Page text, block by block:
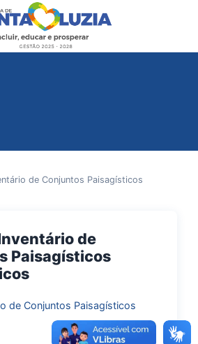
de Conjuntos Paisagísticos
de
Paisagísticos
de Conjuntos Paisagísticos